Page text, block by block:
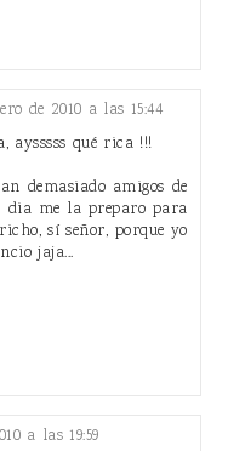
de 2010 a las 15:44
aysssss qué rica !!!
demasiado amigos de
me la preparo para
sí señor, porque yo
jaja...
a las 19:59